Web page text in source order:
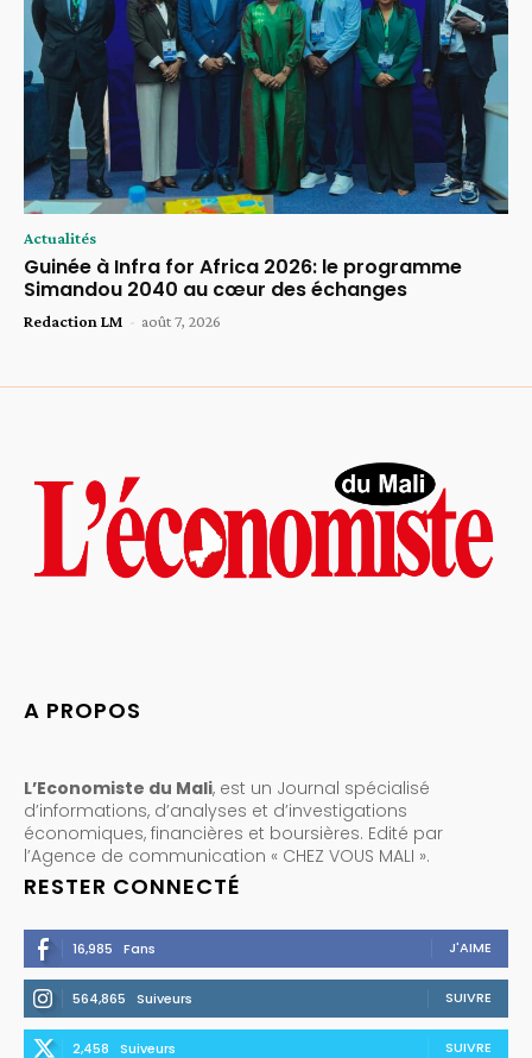
Actualités
Guinée à Infra for Africa 2026: le programme
Simandou 2040 au cœur des échanges
Redaction LM - août 7, 2026
A PROPOS
L’Economiste du Mali, est un Journal spécialisé
d’informations, d’analyses et d’investigations
économiques, financières et boursières. Edité par
l’Agence de communication « CHEZ VOUS MALI ».
RESTER CONNECTÉ
16,985 Fans J'AIME
564,865 Suiveurs SUIVRE
2,458 Suiveurs SUIVRE